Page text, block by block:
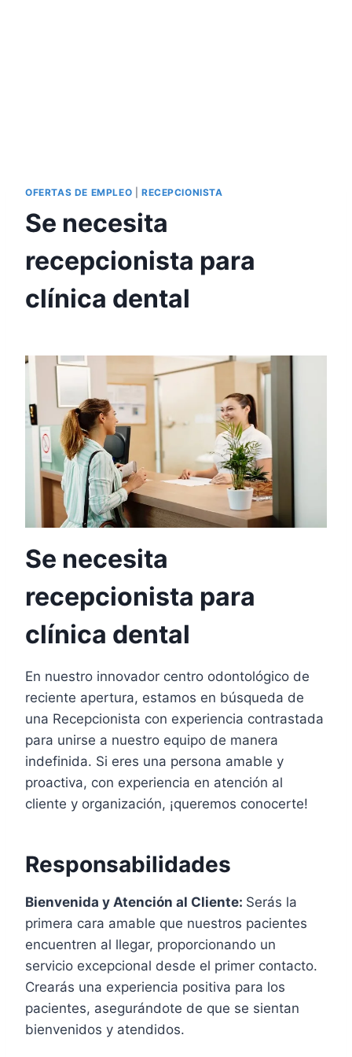
OFERTAS DE EMPLEO RECEPCIONISTA
Se necesita
recepcionista para
clínica dental
Se necesita
recepcionista para
clínica dental
En nuestro innovador centro odontológico de
reciente apertura, estamos en búsqueda de
una Recepcionista con experiencia contrastada
para unirse a nuestro equipo de manera
indefinida. Si eres una persona amable y
proactiva, con experiencia en atención al
cliente y organización, ¡queremos conocerte!
Responsabilidades
Bienvenida y Atención al Cliente: Serás la
primera cara amable que nuestros pacientes
encuentren al llegar, proporcionando un
servicio excepcional desde el primer contacto.
Crearás una experiencia positiva para los
pacientes, asegurándote de que se sientan
bienvenidos y atendidos.